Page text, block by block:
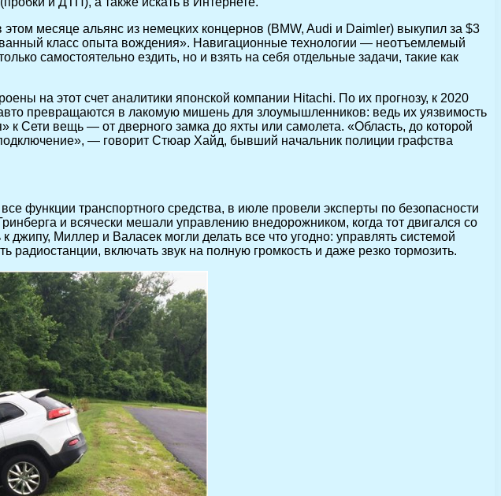
месяце альянс из немецких концернов (BMW, Audi и Daimler) выкупил за $3
класс опыта вождения». Навигационные технологии — неотъемлемый
самостоятельно ездить, но и взять на себя отдельные задачи, такие как
на этот счет аналитики японской компании Hitachi. По их прогнозу, к 2020
превращаются в лакомую мишень для злоумышленников: ведь их уязвимость
Сети вещь — от дверного замка до яхты или самолета. «Область, до которой
подключение», — говорит Стюар Хайд, бывший начальник полиции графства
функции транспортного средства, в июле провели эксперты по безопасности
и всячески мешали управлению внедорожником, когда тот двигался со
Миллер и Валасек могли делать все что угодно: управлять системой
радиостанции, включать звук на полную громкость и даже резко тормозить.